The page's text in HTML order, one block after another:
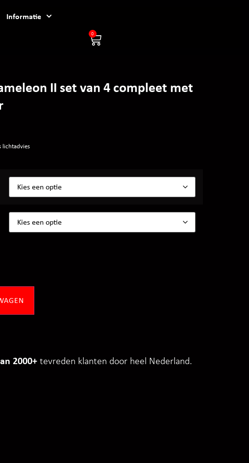
Informatie
0
II set van 4 compleet met
lichtadvies
2000+ tevreden klanten door heel Nederland.